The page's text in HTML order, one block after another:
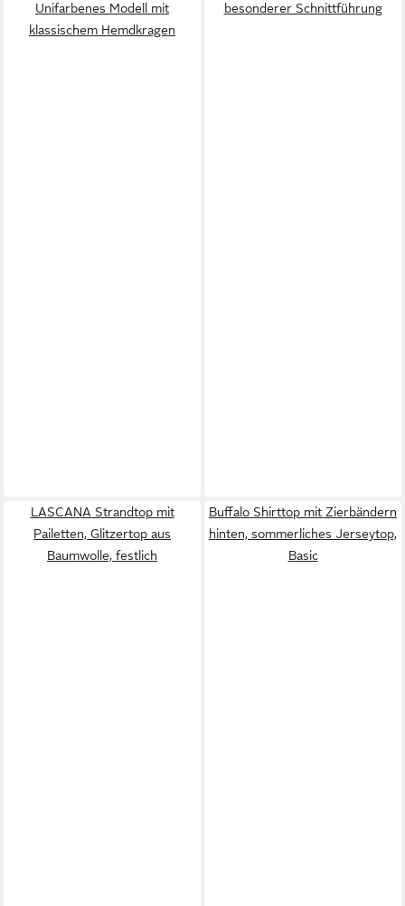
Unifarbenes Modell mit
klassischem Hemdkragen
besonderer Schnittführung
LASCANA Strandtop mit
Pailetten, Glitzertop aus
Baumwolle, festlich
Buffalo Shirttop mit Zierbändern
hinten, sommerliches Jerseytop,
Basic